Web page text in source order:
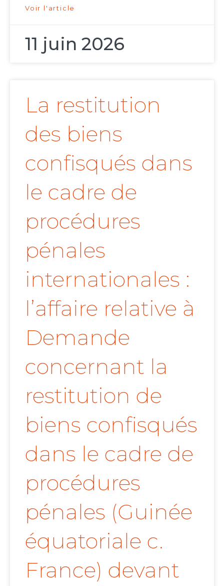
Voir l'article
11 juin 2026
La restitution
des biens
confisqués dans
le cadre de
procédures
pénales
internationales :
l’affaire relative à
Demande
concernant la
restitution de
biens confisqués
dans le cadre de
procédures
pénales (Guinée
équatoriale c.
France) devant